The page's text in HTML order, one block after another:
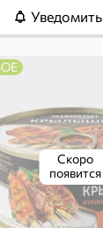
Уведомить
Скоро
появится